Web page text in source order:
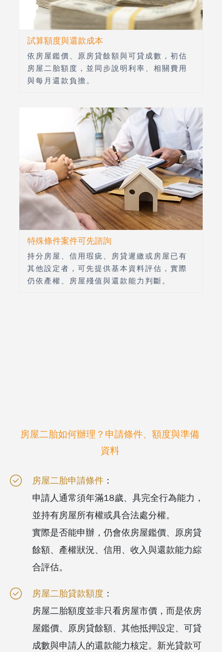
試算額度與還款成本
依房屋鑑價、原房貸餘額與可貸成數，初估
房屋二胎額度，並同步說明利率、相關費用
與每月還款負擔。
特殊條件案件可先諮詢
持分房屋、信用瑕疵、房貸遲繳或房屋已有
其他設定者，可先提供基本資料評估，實際
仍依產權、房屋殘值與還款能力判斷。
房屋二胎如何辦理？申請條件、額度與準備
資料
房屋二胎申請條件 ：
申請人通常須年滿18歲、具完全行為能力，
並持有房屋所有權或具合法處分權。
實際是否能申辦，仍會依房屋鑑價、原房貸
餘額、產權狀況、信用、收入與還款能力綜
合評估。
房屋二胎貸款額度 ：
房屋二胎額度並非只看房屋市價，而是依房
屋鑑價、原房貸餘額、其他抵押設定、可貸
成數與申請人的還款能力核定。新光貸款可